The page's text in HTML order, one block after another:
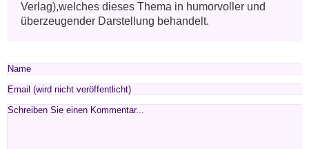
Verlag),welches dieses Thema in humorvoller und
überzeugender Darstellung behandelt.